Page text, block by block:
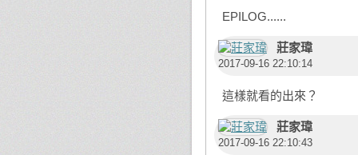
EPILOG......
莊家瑋
2017-09-16 22:10:14
這樣就看的出來？
莊家瑋
2017-09-16 22:10:43